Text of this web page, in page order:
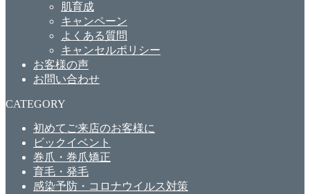
肌育成
キャンペーン
よくある質問
キャンセルポリシー
お客様の声
お問い合わせ
CATEGORY
初めてご来店のお客様に
ビックイベント
巻爪・巻爪矯正
育毛・発毛
感染予防・コロナウイルス対策